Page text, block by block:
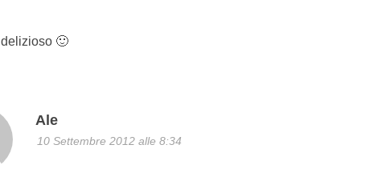
🙂
Ale
10 Settembre 2012 alle 8:34